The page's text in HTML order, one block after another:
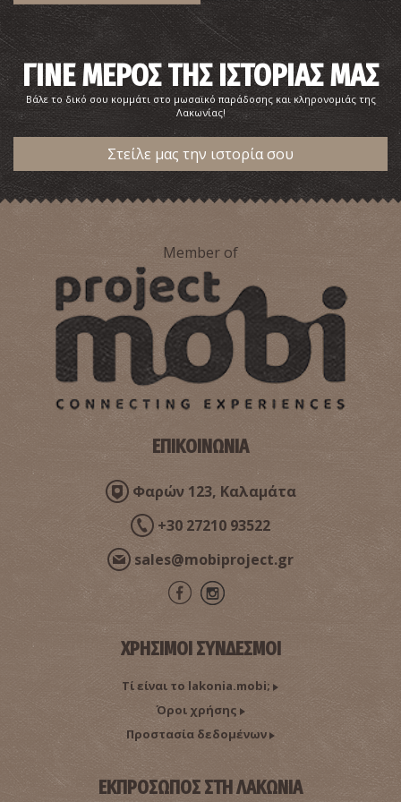
Ρωμαϊκό Νεκροταφείο στο Γύθειο
ΑΡΧΑΙΟΙ ΧΡΟΝΟΙ ~8.2Km
Ρωμαϊκό Βαλανείο (Λουτρά) Γυθείου
ΑΡΧΑΙΟΙ ΧΡΟΝΟΙ ~8.3Km
ΓΙΝΕ ΜΕΡΟΣ ΤΗΣ ΙΣΤΟΡΙΑΣ ΜΑΣ
Βάλε το δικό σου κομμάτι στο μωσαϊκό παράδοσης και κληρονομιάς της
Λακωνίας!
Στείλε μας την ιστορία σου
Member of
ΕΠΙΚΟΙΝΩΝΙΑ
Φαρών 123, Καλαμάτα
+30 27210 93522
sales@mobiproject.gr
ΧΡΗΣΙΜΟΙ ΣΥΝΔΕΣΜΟΙ
Τί είναι το lakonia.mobi;
Όροι χρήσης
Προστασία δεδομένων
ΕΚΠΡΟΣΩΠΟΣ ΣΤΗ ΛΑΚΩΝΙΑ